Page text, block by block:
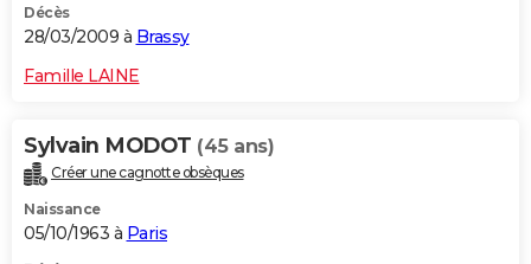
Décès
28/03/2009 à Brassy
Famille LAINE
Sylvain MODOT (45 ans)
Créer une cagnotte obsèques
Naissance
05/10/1963 à Paris